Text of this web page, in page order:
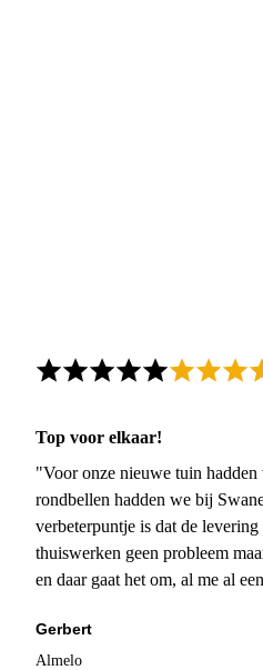
Top voor elkaar!
"Voor onze nieuwe tuin
rondbellen hadden we bij
verbeterpuntje is dat de
thuiswerken geen probleem
en daar gaat het om, al me al
Gerbert
Almelo